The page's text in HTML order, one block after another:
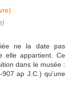
ne la date pas
elle appartient. Ce
dans le musée :
907 ap J.C.) qu'une